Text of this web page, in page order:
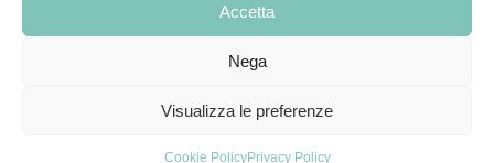
Accetta
Nega
Visualizza le preferenze
Cookie PolicyPrivacy Policy
Via Malasoma, 18, 56121 PISA
351 8268289 –050 9911888